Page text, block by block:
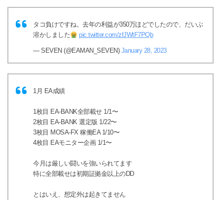
タコ負けですね。去年の利益が350万ほどでしたので、だいぶ
溶かしました
pic.twitter.com/zfJWtF7PQb
— SEVEN (@EAMAN_SEVEN) January 28, 2023
1月 EA成績
1枚目 EA-BANK全部載せ 1/1〜
2枚目 EA-BANK 選定版 1/22〜
3枚目 MOSA-FX 稼働EA 1/10〜
4枚目 EAモニター企画 1/1〜
今月は厳しい闘いを強いられてます
特に全部載せは初期証拠金以上のDD
とはいえ、想定外は起きてません